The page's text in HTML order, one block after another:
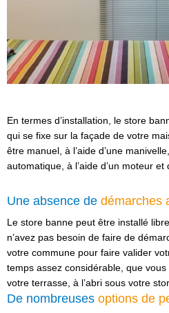
En termes d’installation, le store
qui se fixe sur la façade de votre
être manuel, à l’aide d’une
automatique, à l’aide d’un moteur et
Une absence de démarches
Le store banne peut être installé
n’avez pas besoin de faire de
votre commune pour faire valider
temps assez considérable, que
votre terrasse, à l’abri sous votre
De nombreuses options de